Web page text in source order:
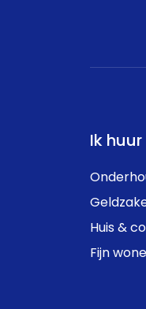
Ik huur
Huis &
Fijn